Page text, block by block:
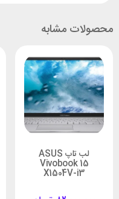
محصولات مشابه
لب تاپ ASUS
Vivobook 15
X1504V-i3